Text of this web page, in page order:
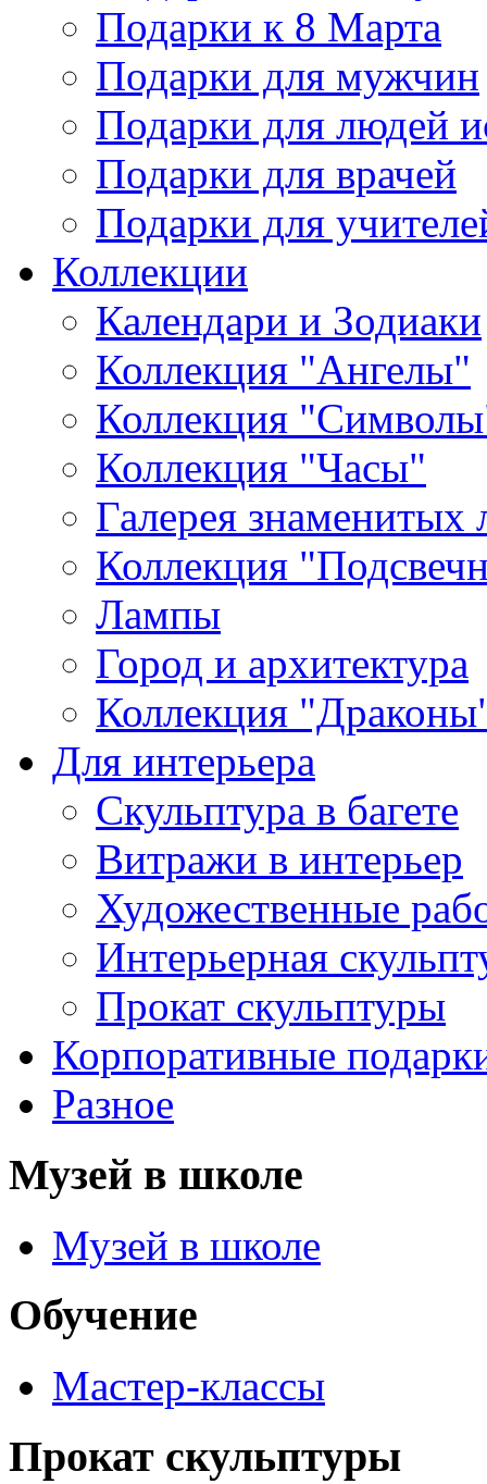
Подарки к 8 Марта
Подарки для мужчин
Подарки для людей
Подарки для врачей
Подарки для
Коллекции
Календари и Зодиаки
Коллекция "Ангелы"
Коллекция
Коллекция "Часы"
Галерея знаменитых
Коллекция
Лампы
Город и архитектура
Коллекция
Для интерьера
Скульптура в багете
Витражи в интерьер
Художественные
Интерьерная
Прокат скульптуры
Корпоративные
Разное
Музей в школе
Музей в школе
Обучение
Мастер-классы
Прокат скульптуры